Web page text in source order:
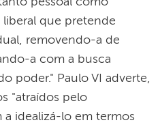
que pretende
removendo-a de
a com a busca
poder." Paulo VI adverte,
"atraídos pelo
a idealizá-lo em termos